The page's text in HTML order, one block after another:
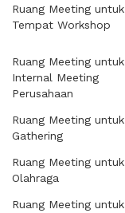
Ruang Meeting untuk
Tempat Workshop
Ruang Meeting untuk
Internal Meeting
Perusahaan
Ruang Meeting untuk
Gathering
Ruang Meeting untuk
Olahraga
Ruang Meeting untuk